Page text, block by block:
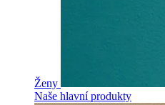
Ženy
Naše hlavní produkty